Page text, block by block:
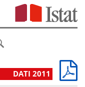
DATI 2011